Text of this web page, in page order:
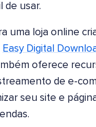
de usar.
uma loja online
Easy Digital
oferece
de e-
seu site e